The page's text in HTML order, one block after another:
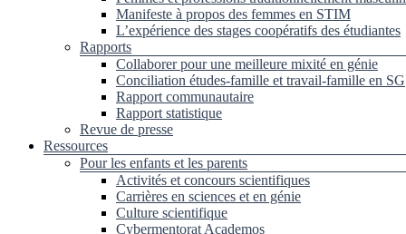
Manifeste à propos des femmes en STIM
L’expérience des stages coopératifs des étudiantes
Rapports
Collaborer pour une meilleure mixité en génie
Conciliation études-famille et travail-famille en SG
Rapport communautaire
Rapport statistique
Revue de presse
Ressources
Pour les enfants et les parents
Activités et concours scientifiques
Carrières en sciences et en génie
Culture scientifique
Cybermentorat Academos